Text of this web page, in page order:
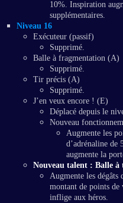
10%. Inspiration
supplémentaires.
Niveau 16
Exécuteur (passif)
Supprimé.
Balle à fragmentation (A)
Supprimé.
Tir précis (A)
Supprimé.
J’en veux encore ! (E)
Déplacé depuis le
Nouveau
Augmente les
d’adrénaline de
augmente la
Nouveau talent : Balle à
Augmente les dégâts
montant de points de
inflige aux héros.